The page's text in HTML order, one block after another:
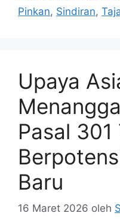
Pinkan, Sindiran,
Upaya
Pasal
Baru
16 Maret 2026 oleh